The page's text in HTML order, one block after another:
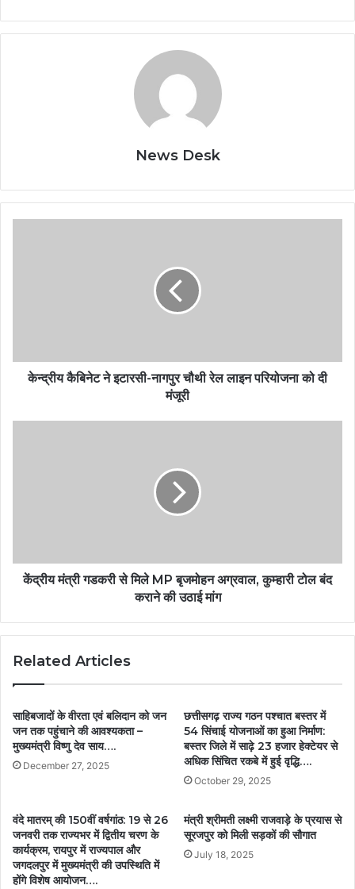
News Desk
केन्द्रीय कैबिनेट ने इटारसी-नागपुर चौथी रेल लाइन परियोजना को दी
मंजूरी
केंद्रीय मंत्री गडकरी से मिले MP बृजमोहन अग्रवाल, कुम्हारी टोल बंद
कराने की उठाई मांग
Related Articles
साहिबजादों के वीरता एवं बलिदान को जन
जन तक पहुंचाने की आवश्यकता –
मुख्यमंत्री विष्णु देव साय….
December 27, 2025
छत्तीसगढ़ राज्य गठन पश्चात बस्तर में
54 सिंचाई योजनाओं का हुआ निर्माण:
बस्तर जिले में साढ़े 23 हजार हेक्टेयर से
अधिक सिंचित रकबे में हुई वृद्धि….
October 29, 2025
वंदे मातरम् की 150वीं वर्षगांठ: 19 से 26
जनवरी तक राज्यभर में द्वितीय चरण के
कार्यक्रम, रायपुर में राज्यपाल और
जगदलपुर में मुख्यमंत्री की उपस्थिति में
होंगे विशेष आयोजन….
मंत्री श्रीमती लक्ष्मी राजवाड़े के प्रयास से
सूरजपुर को मिली सड़कों की सौगात
July 18, 2025